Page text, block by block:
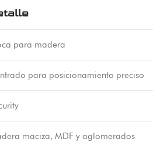
para madera
para posicionamiento preciso
maciza, MDF y aglomerados